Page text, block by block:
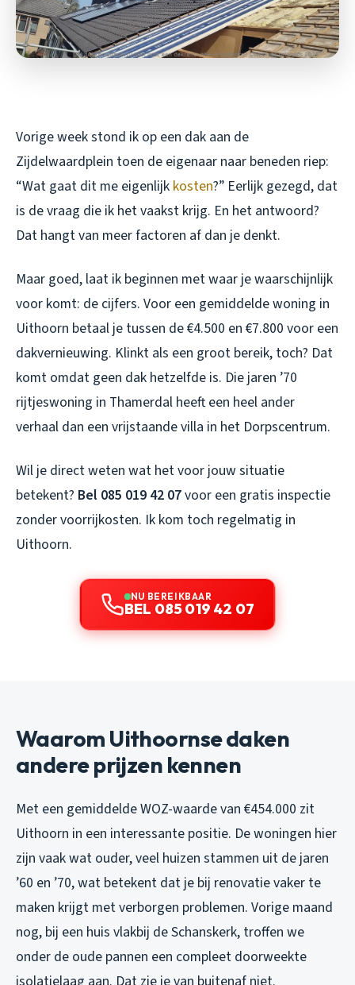
Vorige week stond ik op een dak aan de
Zijdelwaardplein toen de eigenaar naar beneden riep:
“Wat gaat dit me eigenlijk kosten?” Eerlijk gezegd, dat
is de vraag die ik het vaakst krijg. En het antwoord?
Dat hangt van meer factoren af dan je denkt.
Maar goed, laat ik beginnen met waar je waarschijnlijk
voor komt: de cijfers. Voor een gemiddelde woning in
Uithoorn betaal je tussen de €4.500 en €7.800 voor een
dakvernieuwing. Klinkt als een groot bereik, toch? Dat
komt omdat geen dak hetzelfde is. Die jaren ’70
rijtjeswoning in Thamerdal heeft een heel ander
verhaal dan een vrijstaande villa in het Dorpscentrum.
Wil je direct weten wat het voor jouw situatie
betekent? Bel 085 019 42 07voor een gratis inspectie
zonder voorrijkosten. Ik kom toch regelmatig in
Uithoorn.
NU BEREIKBAAR
BEL 085 019 42 07
Waarom Uithoornse daken
andere prijzen kennen
Met een gemiddelde WOZ-waarde van €454.000 zit
Uithoorn in een interessante positie. De woningen hier
zijn vaak wat ouder, veel huizen stammen uit de jaren
’60 en ’70, wat betekent dat je bij renovatie vaker te
maken krijgt met verborgen problemen. Vorige maand
nog, bij een huis vlakbij de Schanskerk, troffen we
onder de oude pannen een compleet doorweekte